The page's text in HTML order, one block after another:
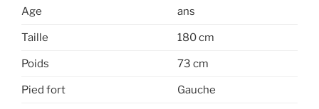
Age ans
Taille 180 cm
Poids 73 cm
Pied fort Gauche